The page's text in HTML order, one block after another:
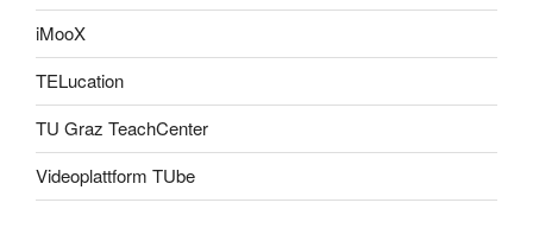
iMooX
TELucation
TU Graz TeachCenter
Videoplattform TUbe